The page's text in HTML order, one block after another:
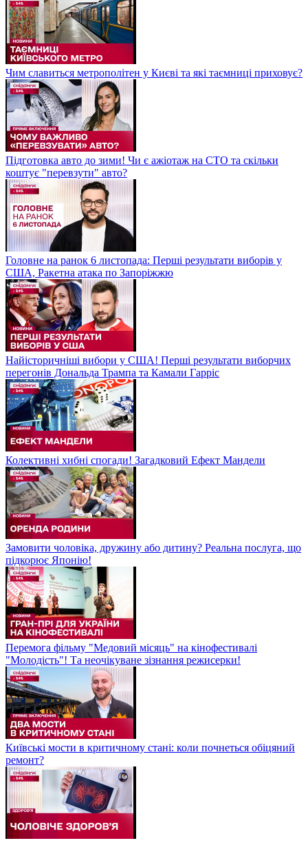
Чим славиться метрополітен у Києві та які таємниці приховує?
Підготовка авто до зими! Чи є ажіотаж на СТО та скільки
коштує "перевзути" авто?
Головне на ранок 6 листопада: Перші результати виборів у
США, Ракетна атака по Запоріжжю
Найісторичніші вибори у США! Перші результати виборчих
перегонів Дональда Трампа та Камали Гарріс
Колективні хибні спогади! Загадковий Ефект Мандели
Замовити чоловіка, дружину або дитину? Реальна послуга, що
підкорює Японію!
Перемога фільму "Медовий місяць" на кінофестивалі
"Молодість"! Та неочікуване зізнання режисерки!
Київські мости в критичному стані: коли почнеться обіцяний
ремонт?